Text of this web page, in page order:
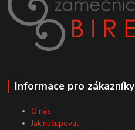
Informace pro zákazníky
O nás
Jak nakupovat